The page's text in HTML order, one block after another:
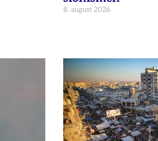
8. august 2026